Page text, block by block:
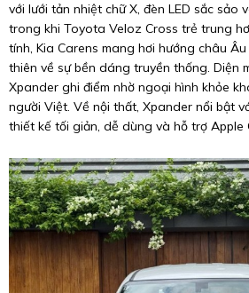
với lưới tản nhiệt chữ X, đèn LED sắc sảo
trong khi Toyota Veloz Cross trẻ trung
tính, Kia Carens mang hơi hướng châu
thiên về sự bền dáng truyền thống. Diện
Xpander ghi điểm nhờ ngoại hình khỏe
người Việt. Về nội thất, Xpander nổi bật
thiết kế tối giản, dễ dùng và hỗ trợ Apple